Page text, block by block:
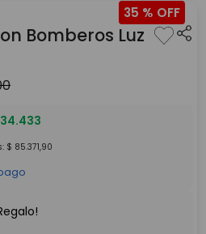
35 %
Bomberos Luz
34.433
$ 85.371,90